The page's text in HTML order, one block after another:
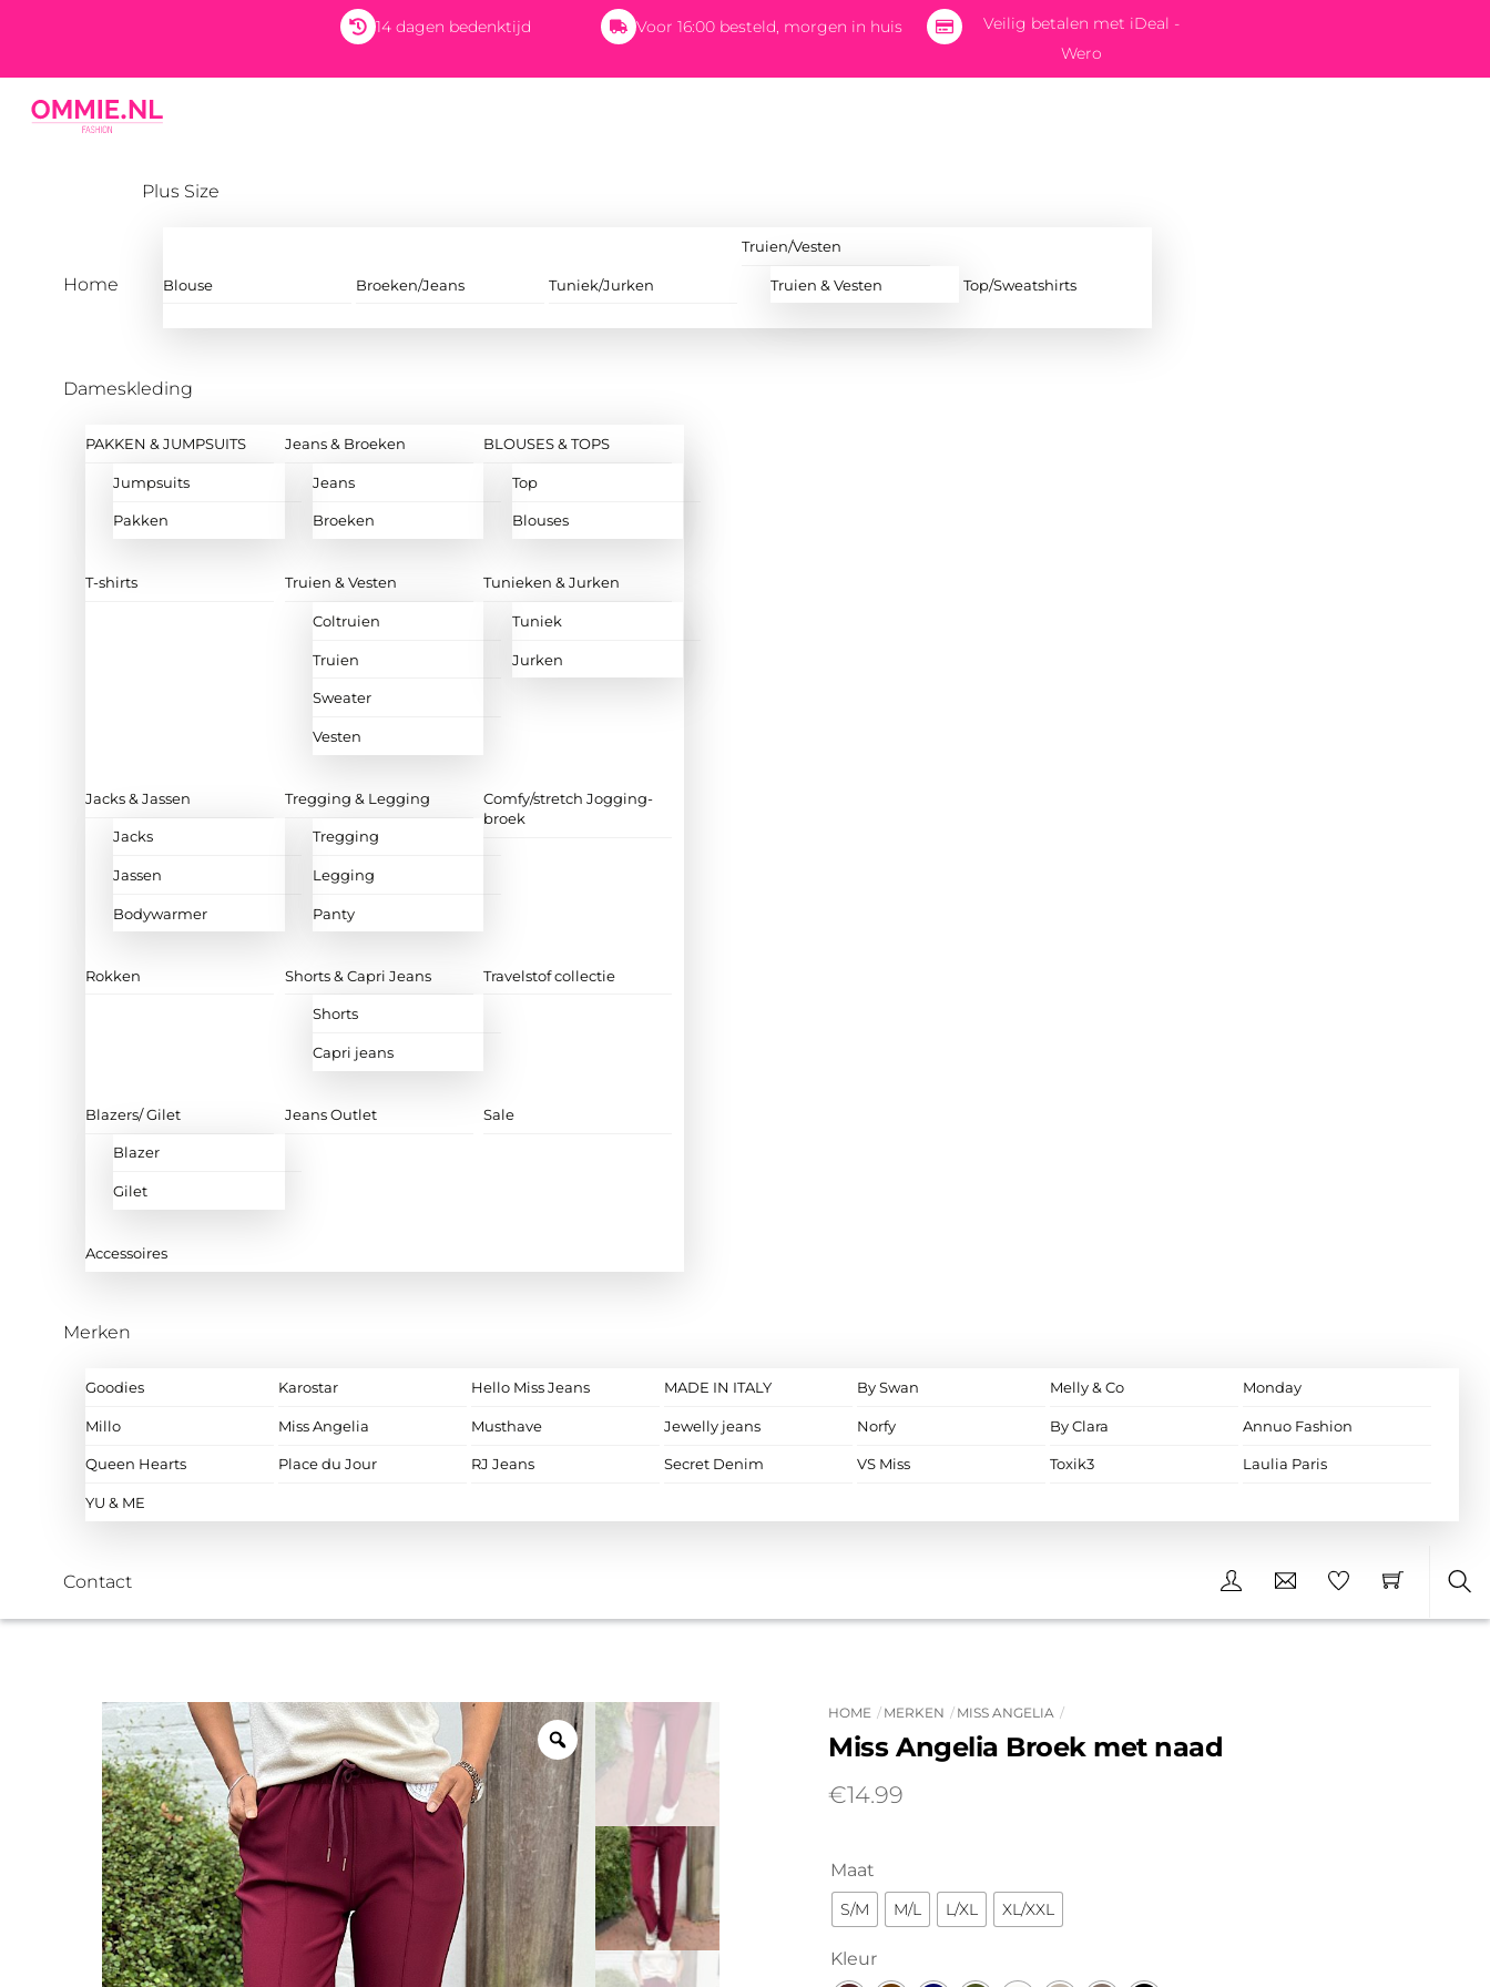
content
14 dagen bedenktijd Voor 16:00 besteld, morgen in huis
Veilig betalen met iDeal -
Wero
Home
Plus Size
Blouse Broeken/Jeans Tuniek/Jurken
Truien/Vesten
Truien & Vesten Top/Sweatshirts
Dameskleding
PAKKEN & JUMPSUITS
Jumpsuits
Pakken
Jeans & Broeken
Jeans
Broeken
BLOUSES & TOPS
Top
Blouses
T-shirts Truien & Vesten
Coltruien
Truien
Sweater
Vesten
Tunieken & Jurken
Tuniek
Jurken
Jacks & Jassen
Jacks
Jassen
Bodywarmer
Tregging & Legging
Tregging
Legging
Panty
Comfy/stretch Jogging-
broek
Rokken Shorts & Capri Jeans
Shorts
Capri jeans
Travelstof collectie
Blazers/ Gilet
Blazer
Gilet
Jeans Outlet Sale
Accessoires
Merken
Goodies Karostar Hello Miss Jeans MADE IN ITALY By Swan Melly & Co Monday
Millo Miss Angelia Musthave Jewelly jeans Norfy By Clara Annuo Fashion
Queen Hearts Place du Jour RJ Jeans Secret Denim VS Miss Toxik3 Laulia Paris
YU & ME
Contact
HOME MERKEN MISS ANGELIA
Miss Angelia Broek met naad
€14.99
Maat
S/M M/L L/XL XL/XXL
Kleur